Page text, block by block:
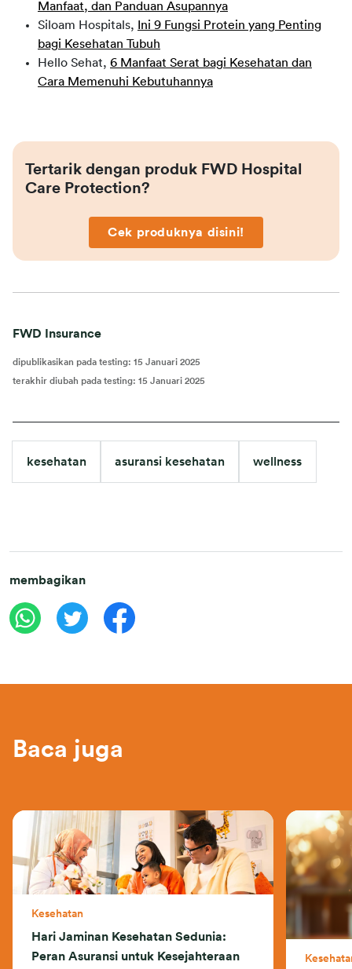
Manfaat, dan Panduan Asupannya
Siloam Hospitals, Ini 9 Fungsi Protein yang Penting
bagi Kesehatan Tubuh
Hello Sehat, 6 Manfaat Serat bagi Kesehatan dan
Cara Memenuhi Kebutuhannya
Tertarik dengan produk FWD Hospital
Care Protection?
Cek produknya disini!
FWD Insurance
dipublikasikan pada testing: 15 Januari 2025
terakhir diubah pada testing: 15 Januari 2025
kesehatan asuransi kesehatan wellness
membagikan
Baca juga
Kesehatan
Hari Jaminan Kesehatan Sedunia:
Peran Asuransi untuk Kesejahteraan